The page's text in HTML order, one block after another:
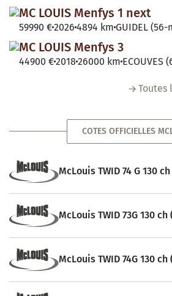
MC LOUIS Menfys 1 next
59990 €2026 4894 km GUIDEL
MC LOUIS Menfys 3
44900 €2018 26000 km ECOUVES
Toutes
COTES OFFICIELLES
McLouis TWID 74 G 130
McLouis TWID 73G 130 ch
McLouis TWID 74G 130 ch